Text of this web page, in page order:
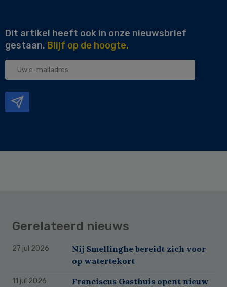
Dit artikel heeft ook in onze nieuwsbrief
gestaan. Blijf op de hoogte.
Uw
Gerelateerd nieuws
27 jul 2026
Nij Smellinghe bereidt zich voor
op watertekort
11 jul 2026
Franciscus Gasthuis opent nieuw